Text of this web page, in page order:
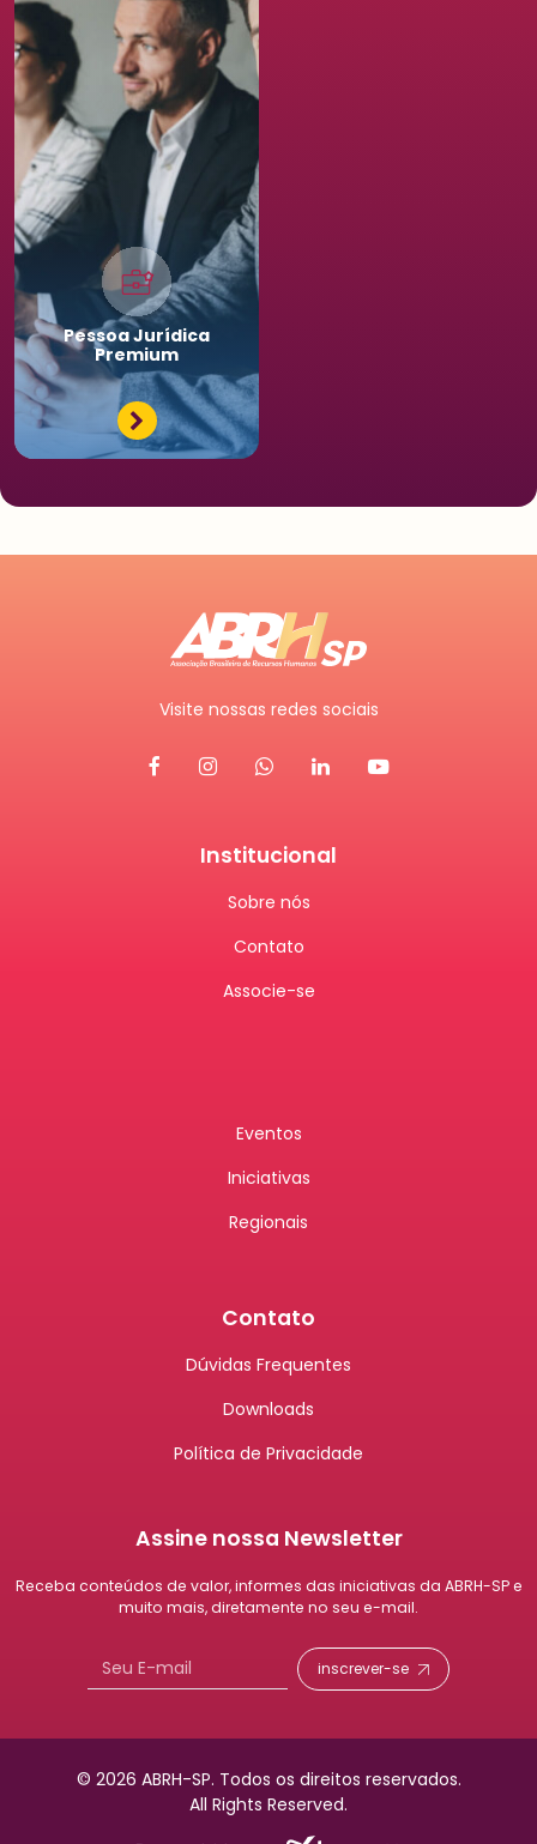
PessoaJurídica
Premium
Visite nossas redes sociais
Institucional
Sobre nós
Contato
Associe-se
Eventos
Iniciativas
Regionais
Contato
Dúvidas Frequentes
Downloads
Política de Privacidade
Assine nossa Newsletter
Receba conteúdos de valor, informes das iniciativas da ABRH-SP e
muito mais, diretamente no seu e-mail.
inscrever-se
© 2026 ABRH-SP. Todos os direitos reservados.
All Rights Reserved.